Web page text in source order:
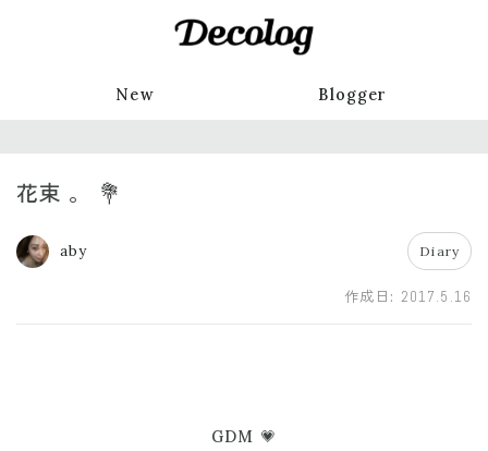
New Blogger
花束 。 💐
aby Diary
作成日: 2017.5.16
GDM 💗